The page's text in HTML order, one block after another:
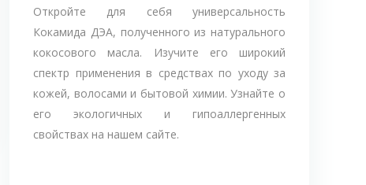
Откройте для себя универсальность
Кокамида ДЭА, полученного из натурального
кокосового масла. Изучите его широкий
спектр применения в средствах по уходу за
кожей, волосами и бытовой химии. Узнайте о
его экологичных и гипоаллергенных
свойствах на нашем сайте.